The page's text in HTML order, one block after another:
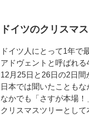
ドイツのクリスマ
ドイツ人にとって1年で
アドヴェントと呼ばれる
12月25日と26日の2日間
日本では聞いたことも
なかでも「さすが本場！
クリスマスツリーとし